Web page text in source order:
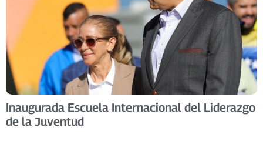
Inaugurada Escuela Internacional del Liderazgo
de la Juventud